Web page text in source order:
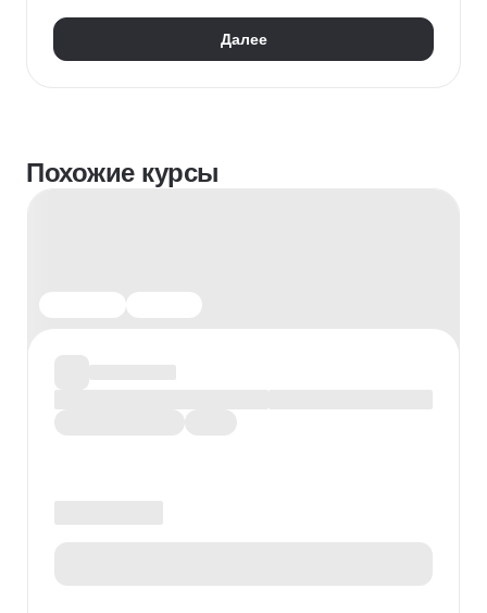
Продажи
Презентации
Далее
Похожие курсы